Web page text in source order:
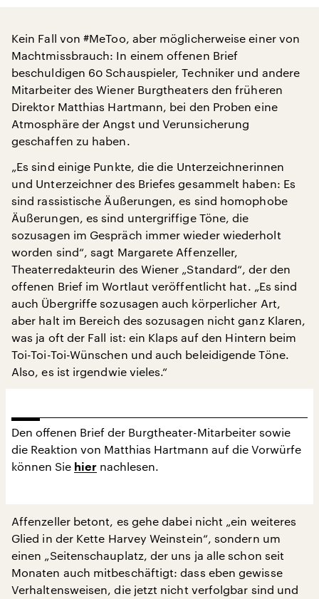
Kein Fall von #MeToo, aber möglicherweise einer von
Machtmissbrauch: In einem offenen Brief
beschuldigen 60 Schauspieler, Techniker und andere
Mitarbeiter des Wiener Burgtheaters den früheren
Direktor Matthias Hartmann, bei den Proben eine
Atmosphäre der Angst und Verunsicherung
geschaffen zu haben.
„Es sind einige Punkte, die die Unterzeichnerinnen
und Unterzeichner des Briefes gesammelt haben: Es
sind rassistische Äußerungen, es sind homophobe
Äußerungen, es sind untergriffige Töne, die
sozusagen im Gespräch immer wieder wiederholt
worden sind“, sagt Margarete Affenzeller,
Theaterredakteurin des Wiener „Standard“, der den
offenen Brief im Wortlaut veröffentlicht hat. „Es sind
auch Übergriffe sozusagen auch körperlicher Art,
aber halt im Bereich des sozusagen nicht ganz Klaren,
was ja oft der Fall ist: ein Klaps auf den Hintern beim
Toi-Toi-Toi-Wünschen und auch beleidigende Töne.
Also, es ist irgendwie vieles.“
Den offenen Brief der Burgtheater-Mitarbeiter sowie
die Reaktion von Matthias Hartmann auf die Vorwürfe
können Sie hier nachlesen.
Affenzeller betont, es gehe dabei nicht „ein weiteres
Glied in der Kette Harvey Weinstein“, sondern um
einen „Seitenschauplatz, der uns ja alle schon seit
Monaten auch mitbeschäftigt: dass eben gewisse
Verhaltensweisen, die jetzt nicht verfolgbar sind und